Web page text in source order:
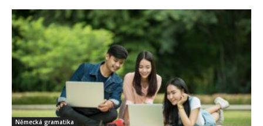
Německá gramatika